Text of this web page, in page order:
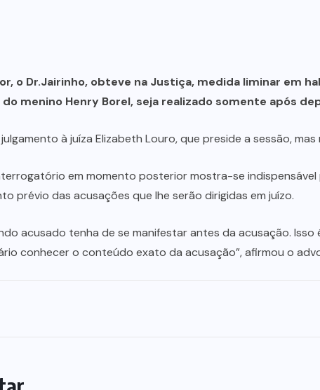
o Dr.Jairinho, obteve na Justiça, medida liminar em
menino Henry Borel, seja realizado somente após
à juíza Elizabeth Louro, que preside a sessão,
em momento posterior mostra-se
prévio das acusações que lhe serão dirigidas em juízo.
acusado tenha de se manifestar antes da acusação.
conhecer o conteúdo exato da acusação”, afirmou o